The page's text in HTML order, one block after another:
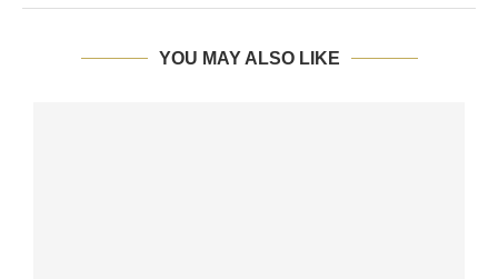
YOU MAY ALSO LIKE